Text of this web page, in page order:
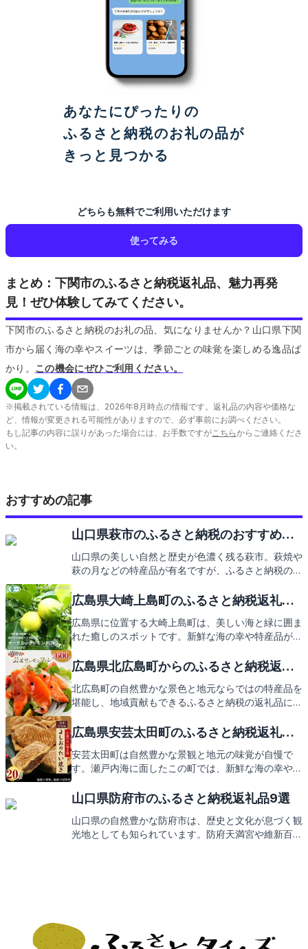
あなたにぴったりの
ふるさと納税のお礼の品が
きっと見つかる
どちらも無料でご利用いただけます
使ってみる
まとめ：下関市のふるさと納税返礼品、魅力再発
見！ぜひ体験してみてください。
下関市のふるさと納税のお礼の品、気になりませんか？山口県下関
市から届く海の幸やスイーツは、季節ごとの味覚を楽しめる逸品ば
かり。 この機会にぜひご利用ください。
※掲載されている情報は、 2026年8 月時点の情報です。返礼品の内容や価格な
ど、情報が変更される可能性がありますので、必ず事前にお調べください。
もし記事の内容に誤りがあった場合には、お手数ですがこちらからご連絡くださ
い。
おすすめの記事
山口県萩市のふるさと納税のおすすめ返
礼品
山口県の美しい自然と歴史が色濃く残る萩市。萩焼や
萩の月などの特産品が有名ですが、ふるさと納税の返
します。
広島県大崎上島町のふるさと納税返礼品9
選
広島県に位置する大崎上島町は、美しい海と緑に囲ま
れた癒しのスポットです。新鮮な海の幸や特産品が魅
ています。次は、そんな返礼品の数々をご紹介します
広島県北広島町からのふるさと納税返礼
品9選
北広島町の自然豊かな景色と地元ならではの特産品を
堪能し、地域貢献もできるふるさと納税の返礼品にご
広島県安芸太田町のふるさと納税返礼品9
選
安芸太田町は自然豊かな景観と地元の味覚が自慢で
す。瀬戸内海に面したこの町では、新鮮な海の幸や伝
で、歴史を感じる古墳や美しい渓谷が訪れる人々を魅
んなものか、ご期待ください。
山口県防府市のふるさと納税返礼品9選
山口県の自然豊かな防府市は、歴史と文化が息づく観
光地としても知られています。防府天満宮や維新百年